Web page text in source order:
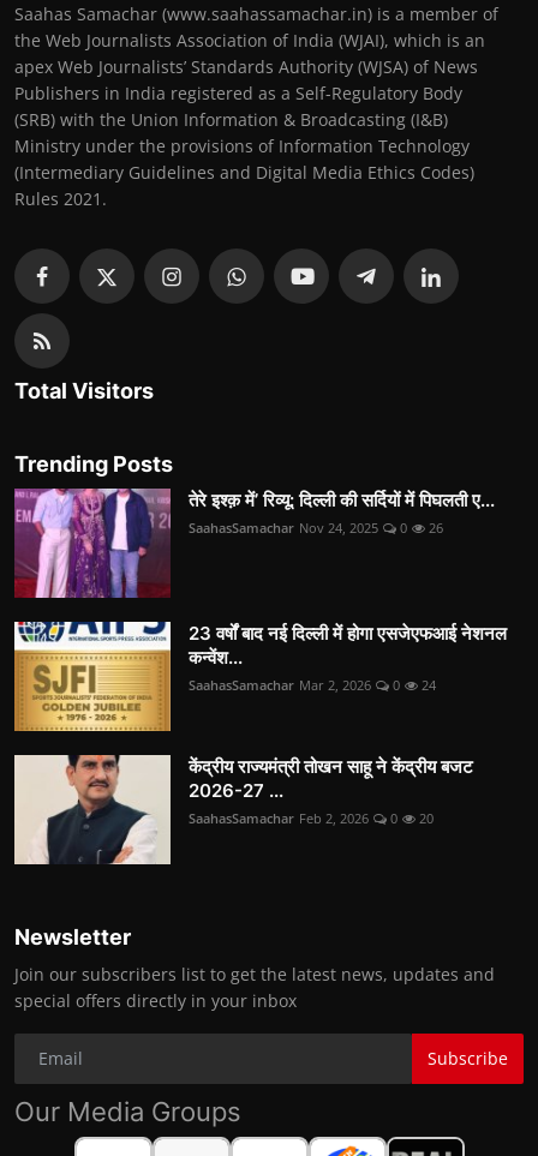
Saahas Samachar (www.saahassamachar.in) is a member of
the Web Journalists Association of India (WJAI), which is an
apex Web Journalists’ Standards Authority (WJSA) of News
Publishers in India registered as a Self-Regulatory Body
(SRB) with the Union Information & Broadcasting (I&B)
Ministry under the provisions of Information Technology
(Intermediary Guidelines and Digital Media Ethics Codes)
Rules 2021.
Total Visitors
Trending Posts
तेरे इश्क़ में’ रिव्यू: दिल्ली की सर्दियों में पिघलती ए...
SaahasSamachar Nov 24, 2025 0 26
23 वर्षों बाद नई दिल्ली में होगा एसजेएफआई नेशनल
कन्वेंश...
SaahasSamachar Mar 2, 2026 0 24
केंद्रीय राज्यमंत्री तोखन साहू ने केंद्रीय बजट
2026-27 ...
SaahasSamachar Feb 2, 2026 0 20
Newsletter
Join our subscribers list to get the latest news, updates and
special offers directly in your inbox
Subscribe
Our Media Groups